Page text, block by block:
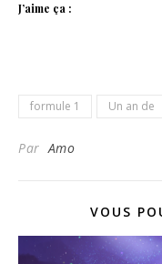
J’aime ça :
formule 1 Un an de
ParAmo
VOUS